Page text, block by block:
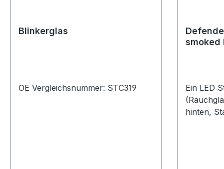
Blinkerglas
OE Vergleichsnummer: STC319
smoked
Ein LED
hinten,